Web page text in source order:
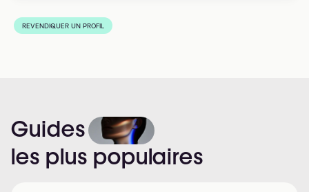
REVENDIQUER UN PROFIL
Guides
les plus populaires